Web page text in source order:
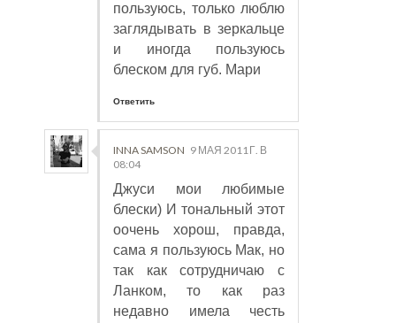
пользуюсь, только люблю
заглядывать в зеркальце
и иногда пользуюсь
блеском для губ. Мари
Ответить
INNA SAMSON 9 МАЯ 2011 Г. В
08:04
Джуси мои любимые
блески) И тональный этот
оочень хорош, правда,
сама я пользуюсь Мак, но
так как сотрудничаю с
Ланком, то как раз
недавно имела честь